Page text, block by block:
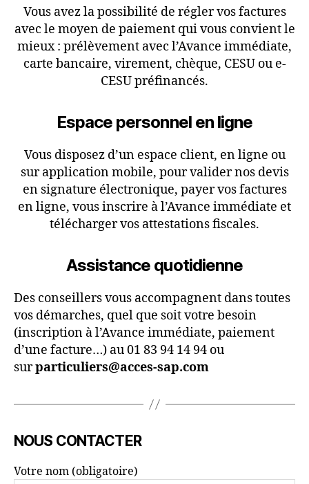
Vous avez la possibilité de régler vos factures
avec le moyen de paiement qui vous convient le
mieux : prélèvement avec l’Avance immédiate,
carte bancaire, virement, chèque, CESU ou e-
CESU préfinancés.
Espace personnel en ligne
Vous disposez d’un espace client, en ligne ou
sur application mobile, pour valider nos devis
en signature électronique, payer vos factures
en ligne, vous inscrire à l’Avance immédiate et
télécharger vos attestations fiscales.
Assistance quotidienne
Des conseillers vous accompagnent dans toutes
vos démarches, quel que soit votre besoin
(inscription à l’Avance immédiate, paiement
d’une facture…) au 01 83 94 14 94 ou
surparticuliers@acces-sap.com
NOUS CONTACTER
Votre nom (obligatoire)